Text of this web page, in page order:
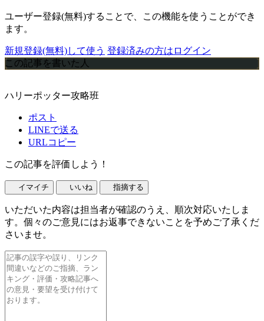
ユーザー登録(無料)することで、この機能を使うことができ
ます。
新規登録(無料)して使う 登録済みの方はログイン
この記事を書いた人
ハリーポッター攻略班
ポスト
LINEで送る
URLコピー
この記事を評価しよう！
イマイチ いいね 指摘する
いただいた内容は担当者が確認のうえ、順次対応いたしま
す。個々のご意見にはお返事できないことを予めご了承くだ
さいませ。